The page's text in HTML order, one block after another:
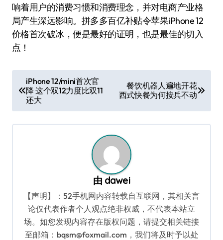
响着用户的消费习惯和消费理念，并对电商产业格
局产生深远影响。拼多多百亿补贴令苹果iPhone 12
价格首次破冰，便是最好的证明，也是最佳的切入
点！
章
导
航
iPhone 12/mini首次官
降 这个双12力度比双11
还大
餐饮机器人遍地开花
西式快餐为何按兵不动
由 dawei
【声明】：52手机网内容转载自互联网，其相关言
论仅代表作者个人观点绝非权威，不代表本站立
场。如您发现内容存在版权问题，请提交相关链接
至邮箱：bqsm@foxmail.com，我们将及时予以处